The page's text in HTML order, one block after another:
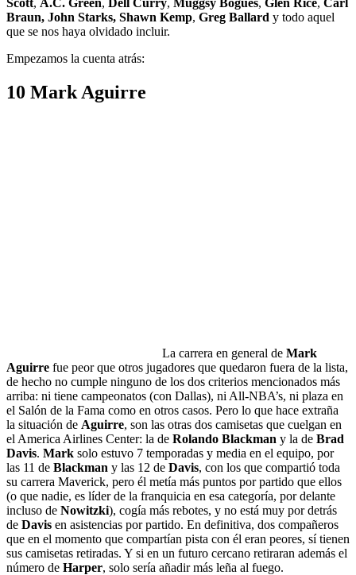
Braun, John Starks, Shawn Kemp, Greg Ballard y todo aquel
que se nos haya olvidado incluir.
Empezamos la cuenta atrás:
10 Mark Aguirre
La carrera en general de Mark
Aguirre fue peor que otros jugadores que quedaron fuera de la lista,
de hecho no cumple ninguno de los dos criterios mencionados más
arriba: ni tiene campeonatos (con Dallas), ni All-NBA’s, ni plaza en
el Salón de la Fama como en otros casos. Pero lo que hace extraña
la situación de Aguirre, son las otras dos camisetas que cuelgan en
el America Airlines Center: la de Rolando Blackman y la de Brad
Davis. Mark solo estuvo 7 temporadas y media en el equipo, por
las 11 de Blackman y las 12 de Davis, con los que compartió toda
su carrera Maverick, pero él metía más puntos por partido que ellos
(o que nadie, es líder de la franquicia en esa categoría, por delante
incluso de Nowitzki), cogía más rebotes, y no está muy por detrás
de Davis en asistencias por partido. En definitiva, dos compañeros
que en el momento que compartían pista con él eran peores, sí tienen
sus camisetas retiradas. Y si en un futuro cercano retiraran además el
número de Harper, solo sería añadir más leña al fuego.